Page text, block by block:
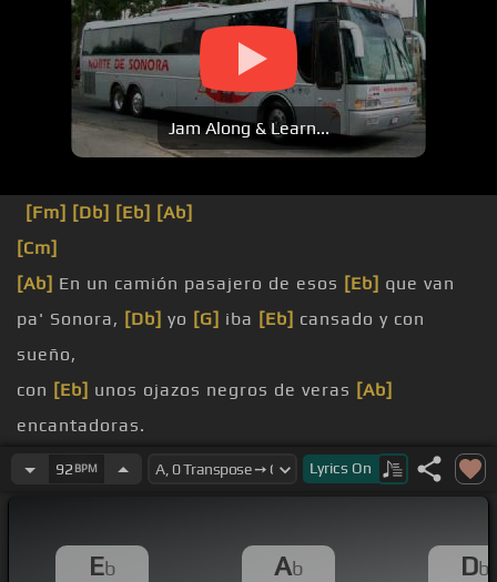
Jam Along & Learn...
[Fm] [Db] [Eb] [Ab]
[Cm]
[Ab] En un camión pasajero de esos [Eb] que van
pa' Sonora, [Db] yo [G] iba [Eb] cansado y con
sueño,
con [Eb] unos ojazos negros de veras [Ab]
encantadoras.
Ahora llegando a los mochis yo le vi[Eb]buenos
Nogales,
92 BPM Lyrics On
Eb Ab Db